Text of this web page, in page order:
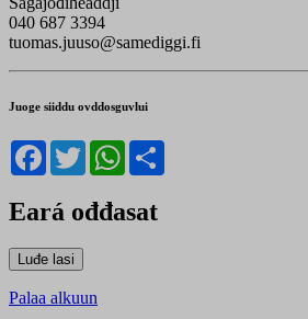
040 687 3394
tuomas.juuso@samediggi.fi
Juoge siiddu ovddosguvlui
Facebook
TwitterWhatsApp
Eará ođđasat
Palaa alkuun